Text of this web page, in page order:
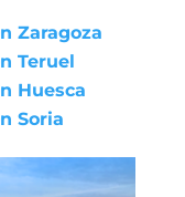
Zaragoza
Teruel
Huesca
Soria